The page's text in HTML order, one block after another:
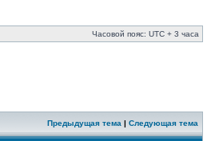
Часовой пояс: UTC + 3 часа
Предыдущая тема | Следующая тема